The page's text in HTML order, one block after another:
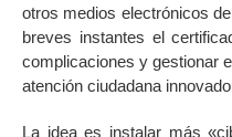
otros medios electrónicos
breves instantes el
complicaciones y gestionar
atención ciudadana
La idea es instalar más